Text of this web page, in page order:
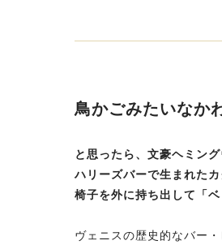
鳥かごみたいなか
と思ったら、文豪ヘミン
ハリーズバーで生まれた
椅子を外に持ち出して「
ヴェニスの歴史的なバー